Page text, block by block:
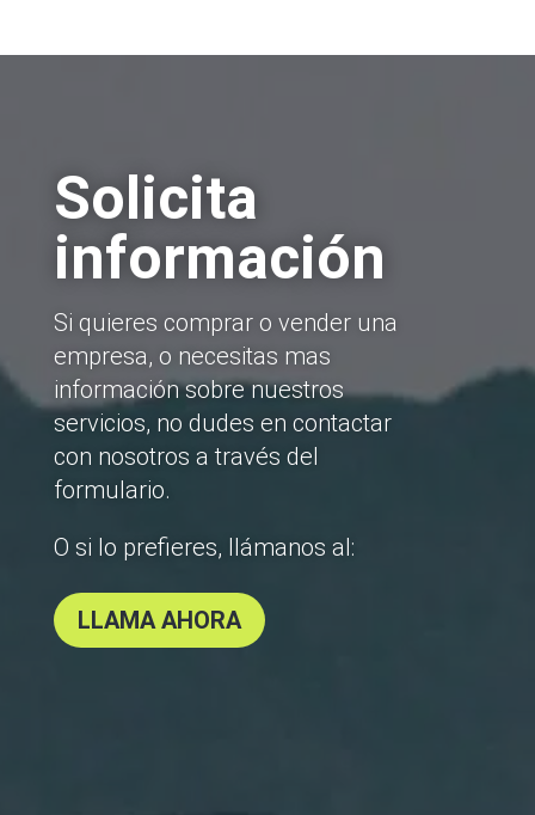
Solicita
información
Si quieres comprar o vender una
empresa, o necesitas mas
información sobre nuestros
servicios, no dudes en contactar
con nosotros a través del
formulario.
O si lo prefieres, llámanos al:
LLAMA AHORA